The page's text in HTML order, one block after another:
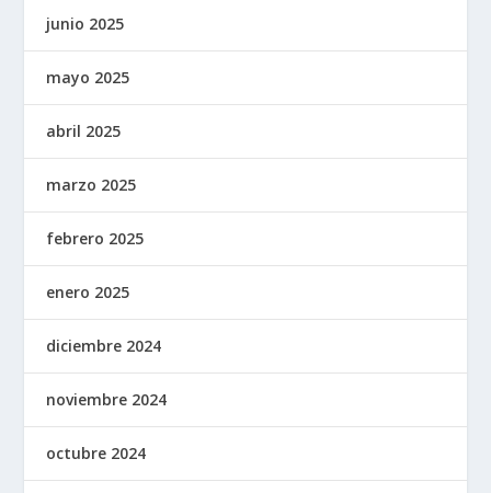
junio 2025
mayo 2025
abril 2025
marzo 2025
febrero 2025
enero 2025
diciembre 2024
noviembre 2024
octubre 2024